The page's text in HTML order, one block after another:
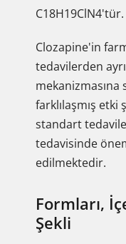
C18H19ClN4'tür.
Clozapine'in
tedavilerden
farklılaşmış etki
standart
tedavisinde
edilmektedir.
Formları,
Şekli